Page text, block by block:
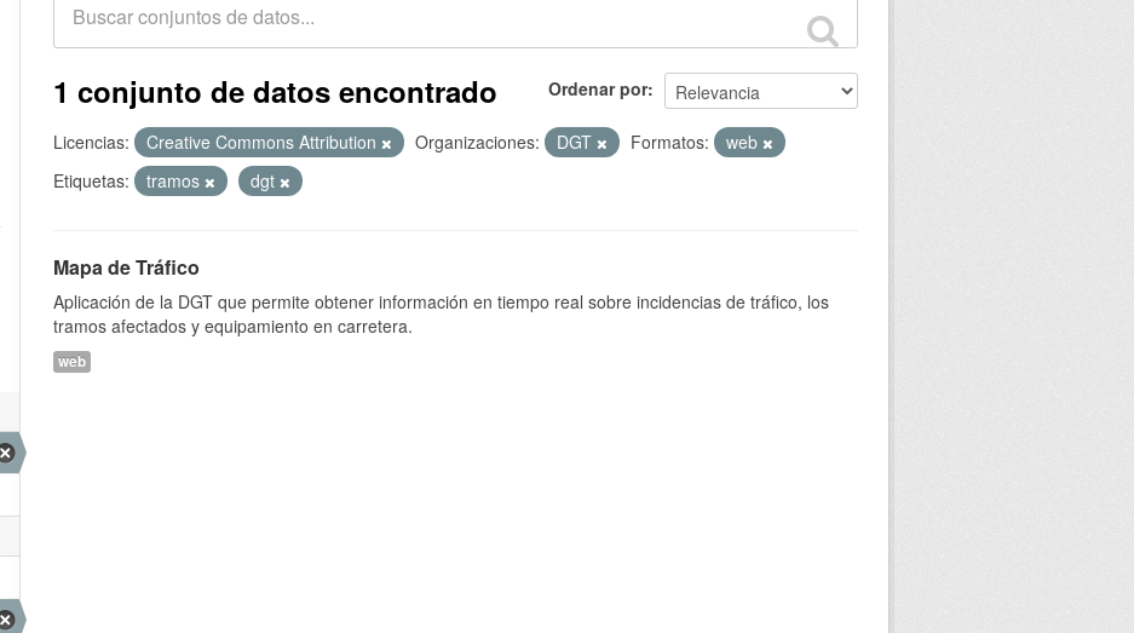
Ordenar por
1 conjunto de datos encontrado
Licencias: Creative Commons Attribution Organizaciones: DGT Formatos:
web
Etiquetas:
tramos dgt
Mapa de Tráfico
Aplicación de la DGT que permite obtener información en tiempo real sobre incidencias de tráfico, los
tramos afectados y equipamiento en carretera.
web